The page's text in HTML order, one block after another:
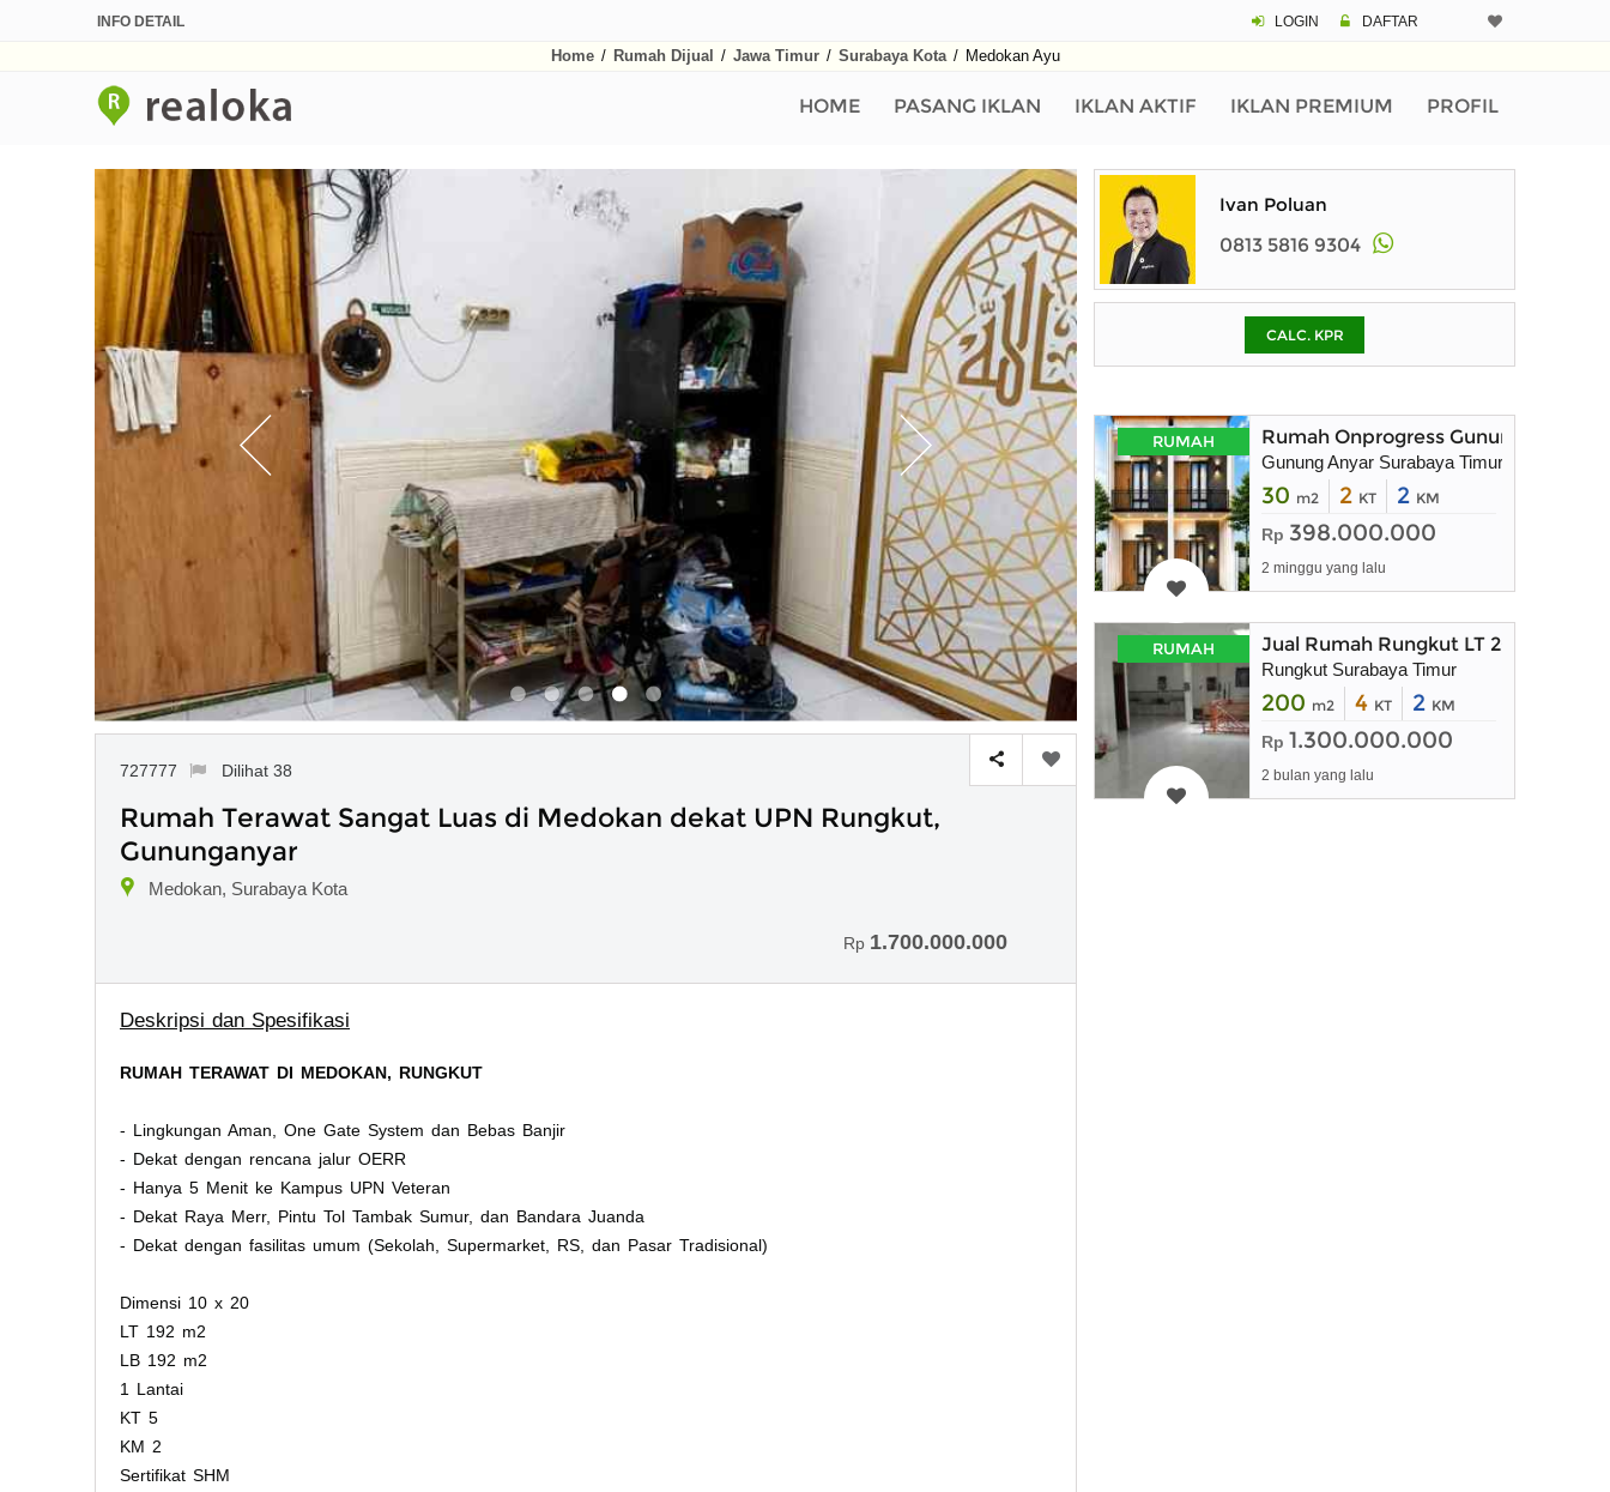
INFO DETAIL LOGIN DAFTAR
Home / Rumah Dijual / Jawa Timur / Surabaya Kota / Medokan Ayu
HOME PASANG IKLAN IKLAN AKTIF IKLAN PREMIUM PROFIL
727777 Dilihat 38
Rumah Terawat Sangat Luas di Medokan dekat UPN Rungkut,
Gununganyar
Medokan, Surabaya Kota
Rp 1.700.000.000
Deskripsi dan Spesifikasi
RUMAH TERAWAT DI MEDOKAN, RUNGKUT
- Lingkungan Aman, One Gate System dan Bebas Banjir
​- Dekat dengan rencana jalur OERR
- ​Hanya 5 Menit ke Kampus UPN Veteran
​- Dekat Raya Merr, Pintu Tol Tambak Sumur, dan Bandara Juanda
​- Dekat dengan fasilitas umum (Sekolah, Supermarket, RS, dan Pasar Tradisional)
Dimensi 10 x 20
LT 192 m2
LB 192 m2
1 Lantai
KT 5
KM 2
Sertifikat SHM
Pinjaman (PIN)
pada kotak-
Ivan Poluan
0813 5816 9304
CALC. KPR
RUMAH Rumah Onprogress Gunung Anyar
Gunung Anyar Surabaya Timur
30 m2 2 KT 2 KM
Rp 398.000.000
2 minggu yang lalu
RUMAH Jual Rumah Rungkut LT 200m
Rungkut Surabaya Timur
200 m2 4 KT 2 KM
Rp 1.300.000.000
2 bulan yang lalu